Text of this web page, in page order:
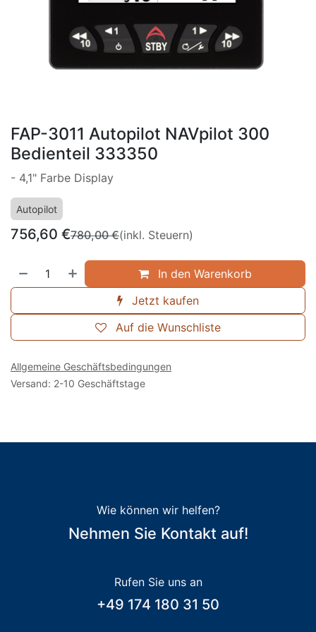
FAP-3011 Autopilot NAVpilot 300
Bedienteil 333350
- 4,1" Farbe Display
Autopilot
756,60 €780,00€(inkl. Steuern)
In den Warenkorb
Jetzt kaufen
Auf die Wunschliste
Allgemeine Geschäftsbedingungen
Versand: 2-10 Geschäftstage
Wie können wir helfen?
Nehmen Sie Kontakt auf!
Rufen Sie uns an
+49 174 180 31 50